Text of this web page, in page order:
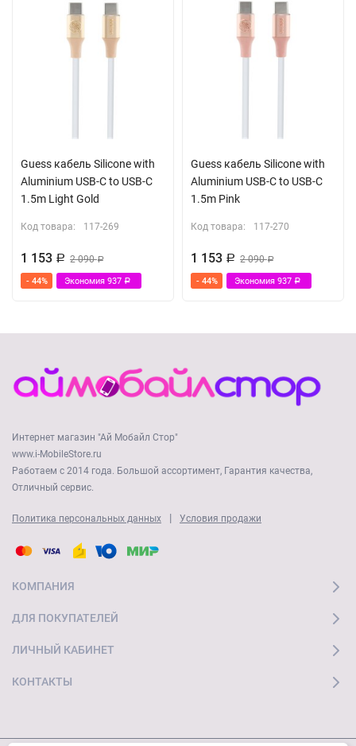
Guess кабель Silicone with
Aluminium USB-C to USB-C
1.5m Light Gold
Код товара: 117-269
1 153 Р 2 090Р
- 44% Экономия 937 Р
Guess кабель Silicone with
Aluminium USB-C to USB-C
1.5m Pink
Код товара: 117-270
1 153 Р 2 090Р
- 44% Экономия 937 Р
Интернет магазин "Ай Мобайл Стор"
www.i-MobileStore.ru
Работаем с 2014 года. Большой ассортимент, Гарантия качества,
Отличный сервис.
Политика персональных данных | Условия продажи
КОМПАНИЯ
ДЛЯ ПОКУПАТЕЛЕЙ
ЛИЧНЫЙ КАБИНЕТ
КОНТАКТЫ